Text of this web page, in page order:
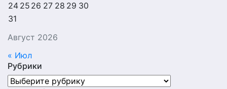
Август 2026
24 25 26 27 28 29 30
31
« Июл
Рубрики
Рубрики